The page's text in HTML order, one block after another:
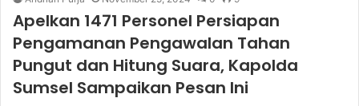
Apelkan 1471 Personel Persiapan
Pengamanan Pengawalan Tahan
Pungut dan Hitung Suara, Kapolda
Sumsel Sampaikan Pesan Ini